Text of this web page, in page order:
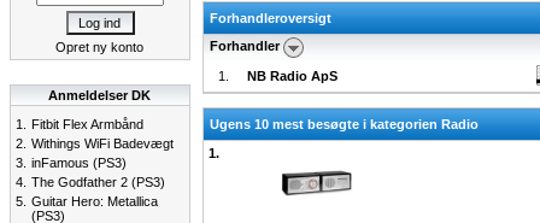
Opret ny konto
Anmeldelser DK
1.
Fitbit Flex Armbånd
2. Withings WiFi Badevægt
3. inFamous (PS3)
4. The Godfather 2 (PS3)
5. Guitar Hero: Metallica
(PS3)
Forhandleroversigt
Forhandler
1. NB Radio ApS
Ugens 10 mest besøgte i kategorien Radio
1.